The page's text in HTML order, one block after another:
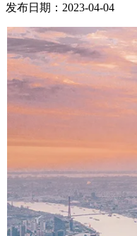
发布日期：2023-04-04